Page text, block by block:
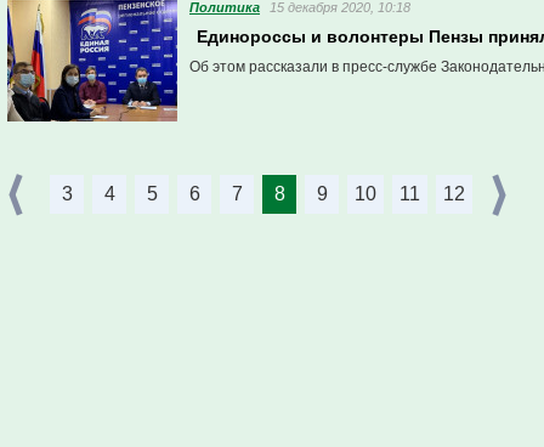
Политика 15 декабря 2020, 10:18
Единороссы и волонтеры Пензы
Об этом рассказали в пресс-службе
3 4 5 6 7 8 9 10 11 12